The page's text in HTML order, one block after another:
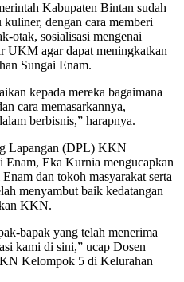
Kabupaten Bintan sudah
dengan cara memberi
otak, sosialisasi mengenai
UKM agar dapat meningkatkan
Sungai Enam.
kepada mereka bagaimana
cara memasarkannya,
berbisnis,” harapnya.
Lapangan (DPL) KKN
Eka Kurnia mengucapkan
dan tokoh masyarakat serta
menyambut baik kedatangan
KKN.
bapak yang telah menerima
kami di sini,” ucap Dosen
Kelompok 5 di Kelurahan